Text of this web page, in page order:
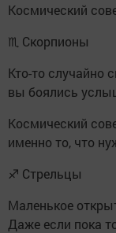
Космический
♏ Скорпионы
Кто-то случайно
вы боялись
Космический
именно то, что
♐ Стрельцы
Маленькое
Даже если пока